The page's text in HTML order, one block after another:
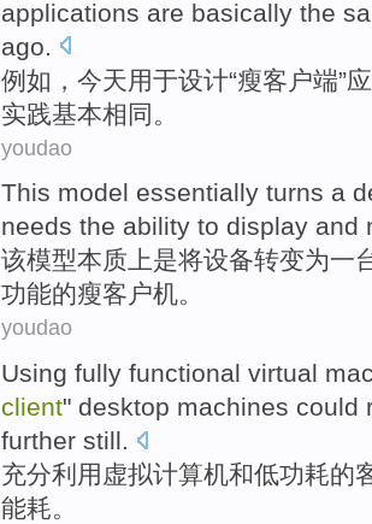
applications are basically the
ago
例如 ， 今天用于设计“瘦客户端”
实践基本相同 。
youdao
This model essentially turns a
needs the ability to display and
该模型本质 上是将设备转变为一
功能的瘦客户机。
youdao
Using fully functional virtual
client" desktop machines could
further still.
充分利用 虚拟计算机和低功耗的
能耗。